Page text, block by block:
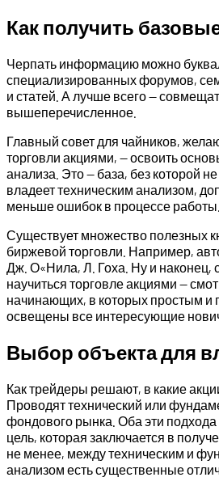
Как получить
Черпать информацию можно
специализированных форумов,
и статей. А лучше всего —
вышеперечисленное.
Главный совет для чайников,
торговли акциями, — освоить
анализа. Это — база, без которой
владеет техническим анализом,
меньше ошибок в процессе работы.
Существует множество полезных
биржевой торговли. Например,
Дж. О«Нила, Л. Гоха. Ну и наконец,
научиться торговле акциями —
начинающих, в которых простым и
освещены все интересующие
Выбор объекта для
Как трейдеры решают, в какие
Проводят технический или
фондового рынка. Оба эти
цель, которая заключается в
не менее, между техническим и
анализом есть существенные